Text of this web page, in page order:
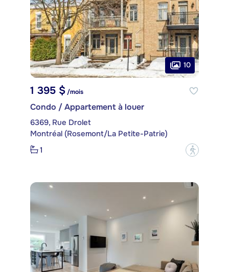
10
1 395 $ /mois
Condo / Appartement à louer
6369, Rue Drolet
Montréal (Rosemont/La Petite-Patrie)
1
?